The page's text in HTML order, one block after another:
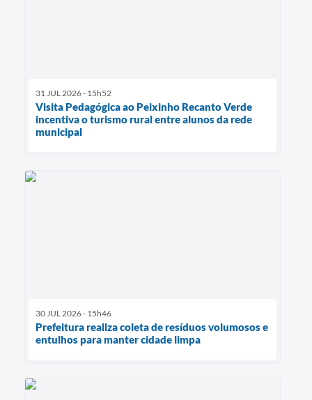
31 JUL 2026 - 15h52
Visita Pedagógica ao Peixinho Recanto Verde
incentiva o turismo rural entre alunos da rede
municipal
30 JUL 2026 - 15h46
Prefeitura realiza coleta de resíduos volumosos e
entulhos para manter cidade limpa